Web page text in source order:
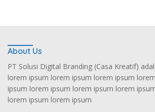
About Us
PT Solusi Digital Branding (Casa Kreatif)
lorem ipsum lorem ipsum lorem ipsum
ipsum lorem ipsum lorem ipsum lorem
lorem ipsum lorem ipsum